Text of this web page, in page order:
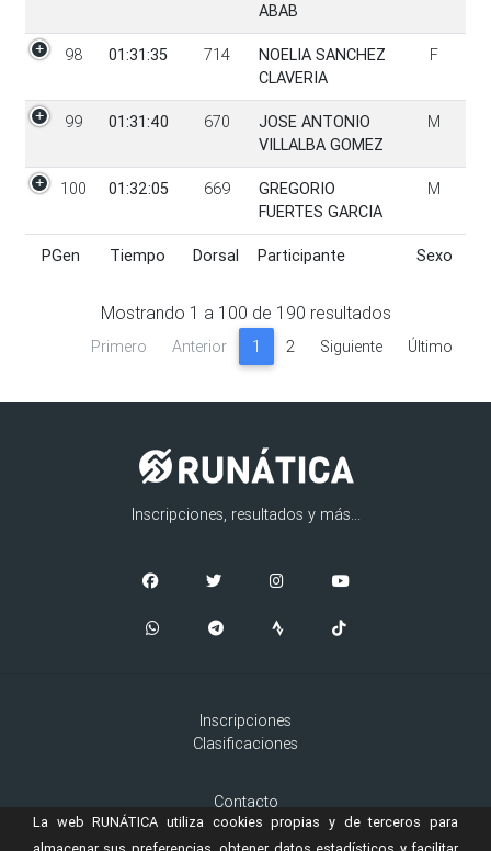
PGen Tiempo Dorsal Participante Sexo
ABAB
98 01:31:35 714
NOELIA SANCHEZ
CLAVERIA
F
99 01:31:40 670
JOSE ANTONIO
VILLALBA GOMEZ
M
100 01:32:05 669
GREGORIO
FUERTES GARCIA
M
PGen Tiempo Dorsal Participante Sexo
Mostrando 1 a 100 de 190 resultados
Primero Anterior 1 2 Siguiente Último
Inscripciones, resultados y más...
Inscripciones
Clasificaciones
Contacto
Aviso Legal
La web RUNÁTICA utiliza cookies propias y de terceros para